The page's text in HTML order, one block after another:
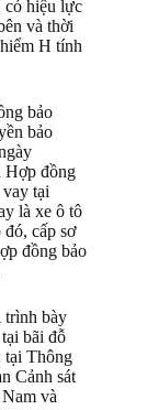
có hiệu lực
và thời
H tính
bảo
bảo
Hợp đồng
tại
là xe ô tô
cấp sơ
đồng bảo
trình bày
bãi đỗ
tại Thông
Cảnh sát
và